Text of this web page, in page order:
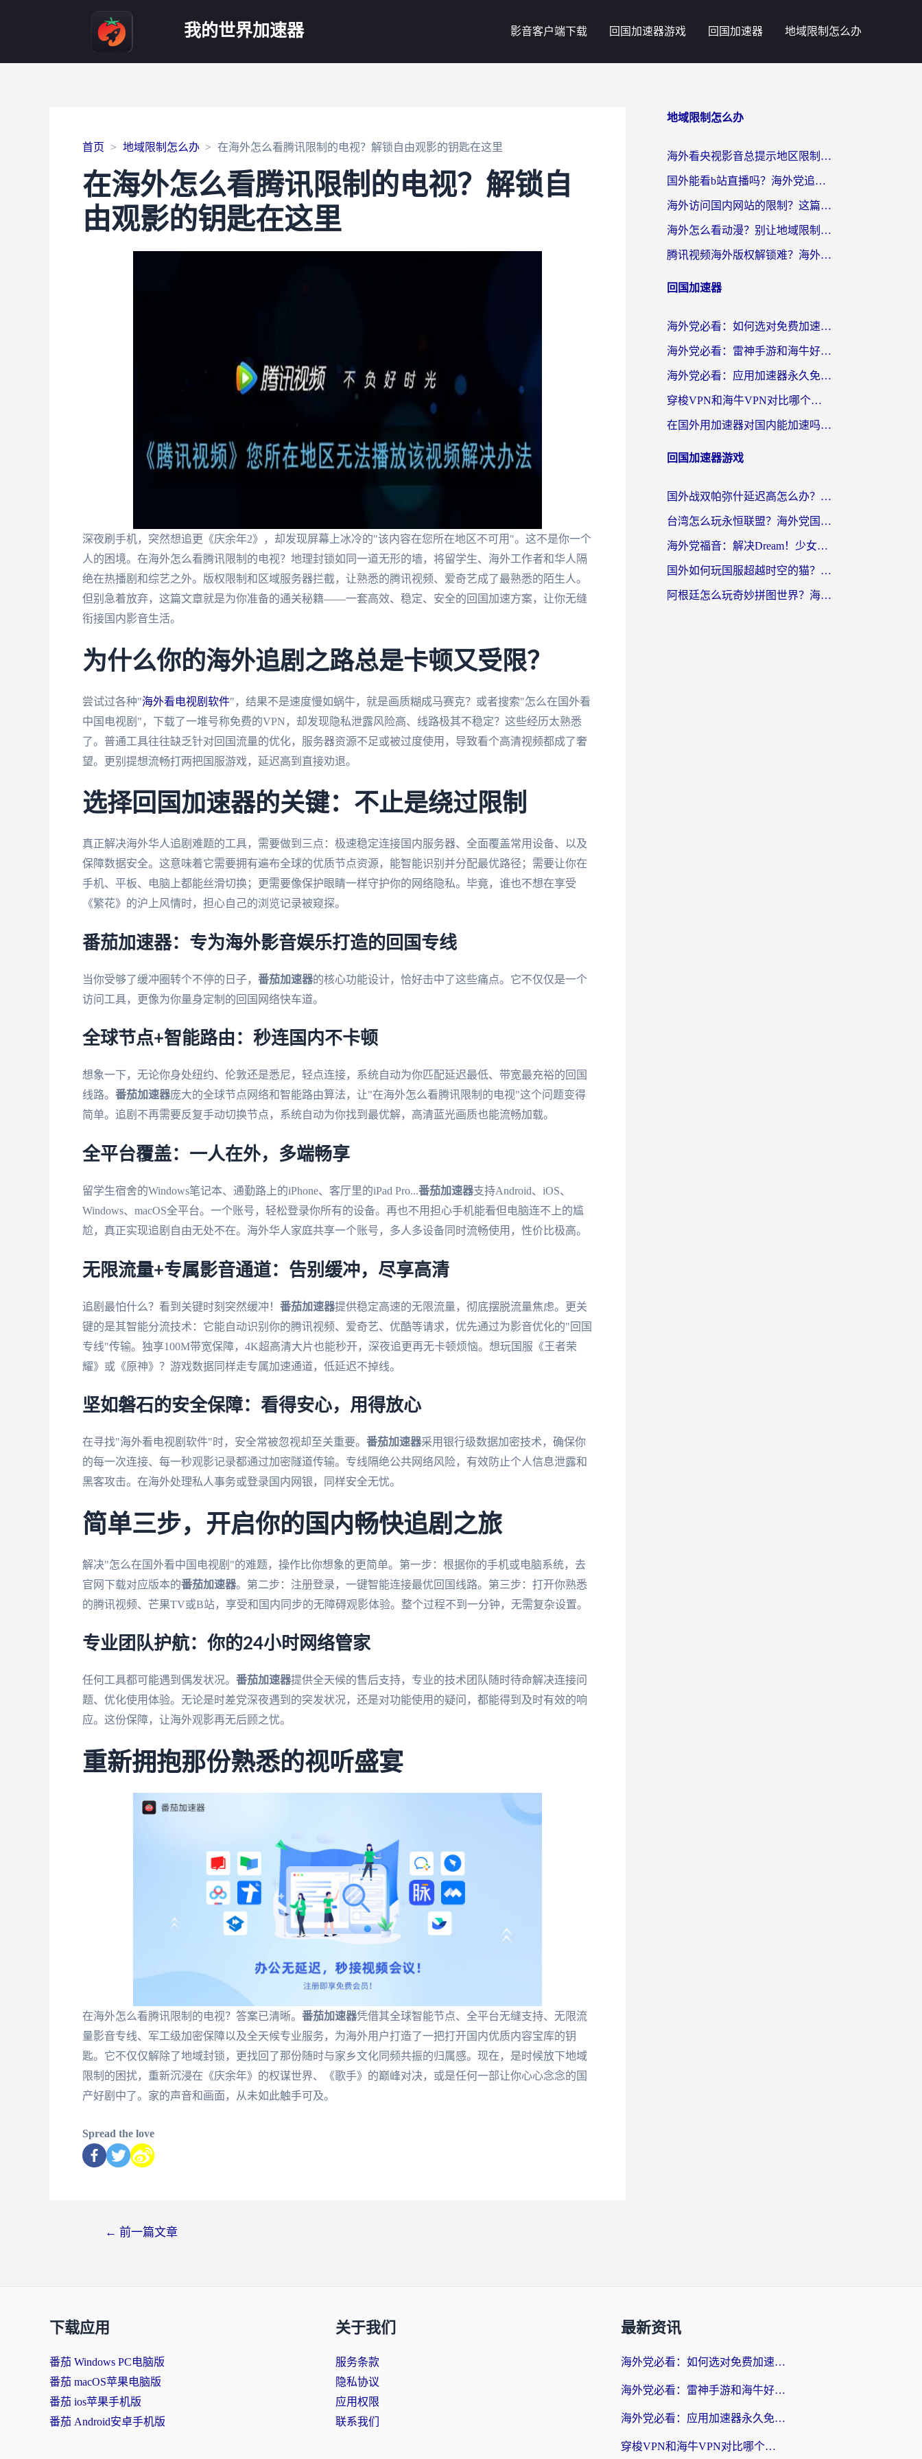
我的世界加速器 影音客户端下载 回国加速器游戏 回国加速器 地域限制怎么办
首页 地域限制怎么办 在海外怎么看腾讯限制的电视？解锁自由观影的钥匙在这里
在海外怎么看腾讯限制的电视？解锁自
由观影的钥匙在这里
深夜刷手机，突然想追更《庆余年2》，却发现屏幕上冰冷的"该内容在您所在地区不可用"。这不是你一个
人的困境。在海外怎么看腾讯限制的电视？地理封锁如同一道无形的墙，将留学生、海外工作者和华人隔
绝在热播剧和综艺之外。版权限制和区域服务器拦截，让熟悉的腾讯视频、爱奇艺成了最熟悉的陌生人。
但别急着放弃，这篇文章就是为你准备的通关秘籍——一套高效、稳定、安全的回国加速方案，让你无缝
衔接国内影音生活。
为什么你的海外追剧之路总是卡顿又受限？
尝试过各种"海外看电视剧软件"，结果不是速度慢如蜗牛，就是画质糊成马赛克？或者搜索"怎么在国外看
中国电视剧"，下载了一堆号称免费的VPN，却发现隐私泄露风险高、线路极其不稳定？这些经历太熟悉
了。普通工具往往缺乏针对回国流量的优化，服务器资源不足或被过度使用，导致看个高清视频都成了奢
望。更别提想流畅打两把国服游戏，延迟高到直接劝退。
选择回国加速器的关键：不止是绕过限制
真正解决海外华人追剧难题的工具，需要做到三点：极速稳定连接国内服务器、全面覆盖常用设备、以及
保障数据安全。这意味着它需要拥有遍布全球的优质节点资源，能智能识别并分配最优路径；需要让你在
手机、平板、电脑上都能丝滑切换；更需要像保护眼睛一样守护你的网络隐私。毕竟，谁也不想在享受
《繁花》的沪上风情时，担心自己的浏览记录被窥探。
番茄加速器：专为海外影音娱乐打造的回国专线
当你受够了缓冲圈转个不停的日子， 番茄加速器的核心功能设计，恰好击中了这些痛点。它不仅仅是一个
访问工具，更像为你量身定制的回国网络快车道。
全球节点+智能路由：秒连国内不卡顿
想象一下，无论你身处纽约、伦敦还是悉尼，轻点连接，系统自动为你匹配延迟最低、带宽最充裕的回国
线路。 番茄加速器庞大的全球节点网络和智能路由算法，让"在海外怎么看腾讯限制的电视"这个问题变得
简单。追剧不再需要反复手动切换节点，系统自动为你找到最优解，高清蓝光画质也能流畅加载。
全平台覆盖：一人在外，多端畅享
留学生宿舍的Windows笔记本、通勤路上的iPhone、客厅里的iPad Pro...番茄加速器支持Android、iOS、
Windows、macOS全平台。一个账号，轻松登录你所有的设备。再也不用担心手机能看但电脑连不上的尴
尬，真正实现追剧自由无处不在。海外华人家庭共享一个账号，多人多设备同时流畅使用，性价比极高。
无限流量+专属影音通道：告别缓冲，尽享高清
追剧最怕什么？看到关键时刻突然缓冲！ 番茄加速器提供稳定高速的无限流量，彻底摆脱流量焦虑。更关
键的是其智能分流技术：它能自动识别你的腾讯视频、爱奇艺、优酷等请求，优先通过为影音优化的"回国
专线"传输。独享100M带宽保障，4K超高清大片也能秒开，深夜追更再无卡顿烦恼。想玩国服《王者荣
耀》或《原神》？游戏数据同样走专属加速通道，低延迟不掉线。
坚如磐石的安全保障：看得安心，用得放心
在寻找"海外看电视剧软件"时，安全常被忽视却至关重要。 番茄加速器采用银行级数据加密技术，确保你
的每一次连接、每一秒观影记录都通过加密隧道传输。专线隔绝公共网络风险，有效防止个人信息泄露和
黑客攻击。在海外处理私人事务或登录国内网银，同样安全无忧。
简单三步，开启你的国内畅快追剧之旅
解决"怎么在国外看中国电视剧"的难题，操作比你想象的更简单。第一步：根据你的手机或电脑系统，去
官网下载对应版本的番茄加速器。第二步：注册登录，一键智能连接最优回国线路。第三步：打开你熟悉
的腾讯视频、芒果TV或B站，享受和国内同步的无障碍观影体验。整个过程不到一分钟，无需复杂设置。
专业团队护航：你的24小时网络管家
任何工具都可能遇到偶发状况。 番茄加速器提供全天候的售后支持，专业的技术团队随时待命解决连接问
题、优化使用体验。无论是时差党深夜遇到的突发状况，还是对功能使用的疑问，都能得到及时有效的响
应。这份保障，让海外观影再无后顾之忧。
重新拥抱那份熟悉的视听盛宴
在海外怎么看腾讯限制的电视？答案已清晰。 番茄加速器凭借其全球智能节点、全平台无缝支持、无限流
量影音专线、军工级加密保障以及全天候专业服务，为海外用户打造了一把打开国内优质内容宝库的钥
匙。它不仅仅解除了地域封锁，更找回了那份随时与家乡文化同频共振的归属感。现在，是时候放下地域
限制的困扰，重新沉浸在《庆余年》的权谋世界、《歌手》的巅峰对决，或是任何一部让你心心念念的国
产好剧中了。家的声音和画面，从未如此触手可及。
Spread the love
← 前一篇文章
地域限制怎么办
海外看央视影音总提示地区限制？这篇教你选对回国加速器，流畅追剧不踩坑
国外能看b站直播吗？海外党追剧看片的终极解决方案来了
海外访问国内网站的限制？这篇攻略帮你无缝解锁12306、12123和国内影音
海外怎么看动漫？别让地域限制挡住你的追番快乐
腾讯视频海外版权解锁难？海外党亲测：选对回国加速器，追剧观影零障碍
回国加速器
海外党必看：如何选对免费加速器，无缝访问国内资源不踩坑？
海外党必看：雷神手游和海牛好用吗？+3款热门加速器实测对比，附番茄加速器无缝回国指南
海外党必看：应用加速器永久免费版真的存在吗？教你选对回国加速器无缝刷国内资源
穿梭VPN和海牛VPN对比哪个回国效果更好？海外华人亲测3款热门加速器+避坑指南
在国外用加速器对国内能加速吗？海外党亲测有效的无缝访问指南
回国加速器游戏
国外战双帕弥什延迟高怎么办？2026海外畅玩国服游戏终极指南（附实测工具推荐）
台湾怎么玩永恒联盟？海外党国服游戏加速器选择全攻略（附3大热门游戏实测）
海外党福音：解决Dream！少女乐团派对！国外延迟的实用指南，附北美英国游戏加速方案
国外如何玩国服超越时空的猫？2026海外党必看的加速器选择指南
阿根廷怎么玩奇妙拼图世界？海外玩家国服游戏加速全攻略（附帕斯卡契约战舰少女解决方案）
下载应用
番茄 Windows PC电脑版
番茄 macOS苹果电脑版
番茄 ios苹果手机版
番茄 Android安卓手机版
关于我们
服务条款
隐私协议
应用权限
联系我们
最新资讯
海外党必看：如何选对免费加速器，无缝访问国内资源不踩坑？
海外党必看：雷神手游和海牛好用吗？+3款热门加速器实测对比，附番茄加速器无缝回国指南
海外党必看：应用加速器永久免费版真的存在吗？教你选对回国加速器无缝刷国内资源
穿梭VPN和海牛VPN对比哪个回国效果更好？海外华人亲测3款热门加速器+避坑指南